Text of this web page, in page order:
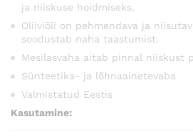
ja niiskuse hoidmiseks.
Oliiviõli on pehmendava ja
soodustab naha taastumist.
Mesilasvaha aitab pinnal niiskust
Sünteetika- ja lõhnaainetevaba
Valmistatud Eestis
Kasutamine: